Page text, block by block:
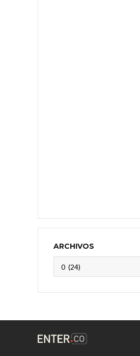
ARCHIVOS